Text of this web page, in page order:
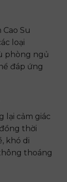
Su
loại
phòng ngủ
đáp ứng
lại cảm giác
thời
khó di
thoáng